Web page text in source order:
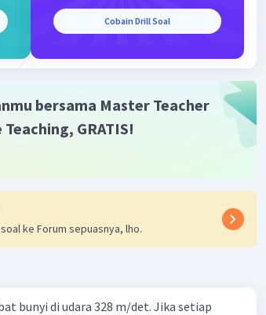
Cobain Drill Soal
bersama Master Teacher
Teaching, GRATIS!
ke Forum sepuasnya, lho.
bunyi di udara 328 m/det. Jika setiap